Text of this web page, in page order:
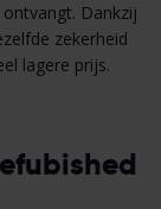
Dankzij
zekerheid
lagere prijs.